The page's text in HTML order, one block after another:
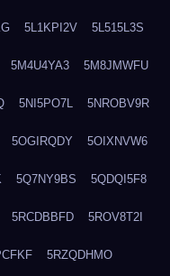
5L1KPI2V 5L515L3S
5M4U4YA3 5M8JMWFU
5NI5PO7L 5NROBV9R
5OGIRQDY 5OIXNVW6
5Q7NY9BS 5QDQI5F8
5RCDBBFD 5ROV8T2I
5RZQDHMO